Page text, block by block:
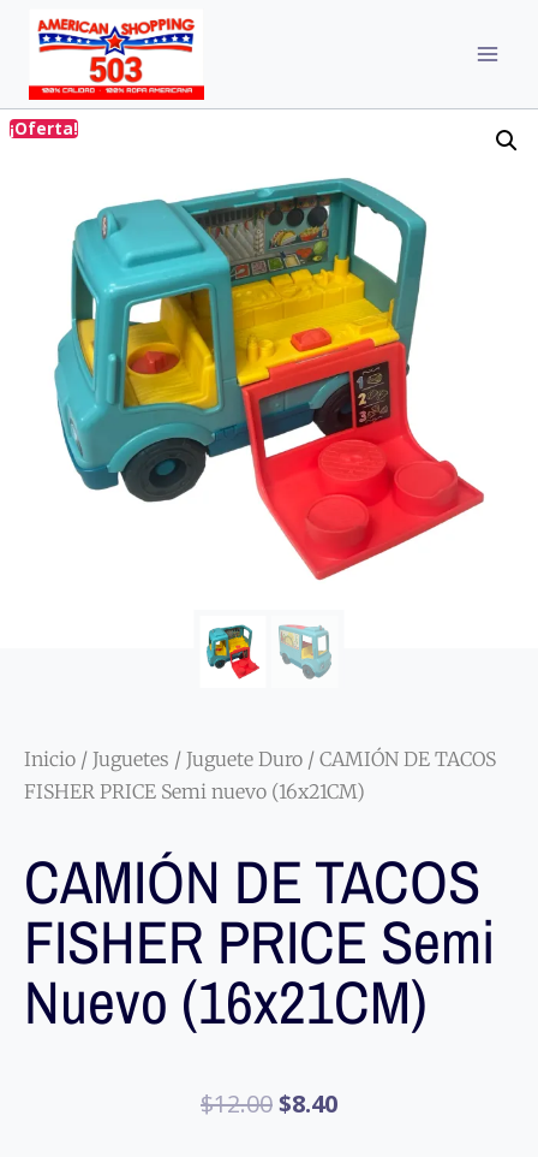
¡Oferta!
Inicio / Juguetes / Juguete Duro / CAMIÓN DE TACOS
FISHER PRICE Semi nuevo (16x21CM)
CAMIÓN DE TACOS
FISHER PRICE Semi
Nuevo (16x21CM)
$12.00$8.40